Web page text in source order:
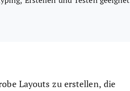
Layouts zu erstellen, die